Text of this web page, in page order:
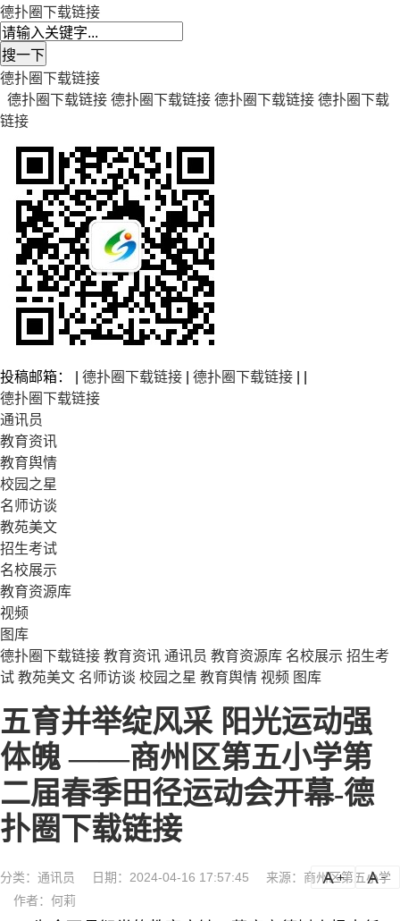
德扑圈下载链接
德扑圈下载链接
德扑圈下载链接 德扑圈下载链接 德扑圈下载链接 德扑圈下载
链接
投稿邮箱： | 德扑圈下载链接 德扑圈下载链接
德扑圈下载链接
通讯员
教育资讯
教育舆情
校园之星
名师访谈
教苑美文
招生考试
名校展示
教育资源库
视频
图库
德扑圈下载链接 教育资讯 通讯员 教育资源库 名校展示 招生考
试 教苑美文 名师访谈 校园之星 教育舆情 视频 图库
五育并举绽风采 阳光运动强
体魄 ——商州区第五小学第
二届春季田径运动会开幕-德
扑圈下载链接
分类： 通讯员 日期：2024-04-16 17:57:45
来源：商州区第五小学
作者：何莉
a a-